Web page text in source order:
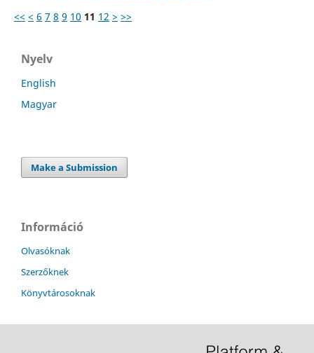
<< < 6 7 8 9 10 11 12 > >>
Nyelv
English
Magyar
Make a Submission
Információ
Olvasóknak
Szerzőknek
Könyvtárosoknak